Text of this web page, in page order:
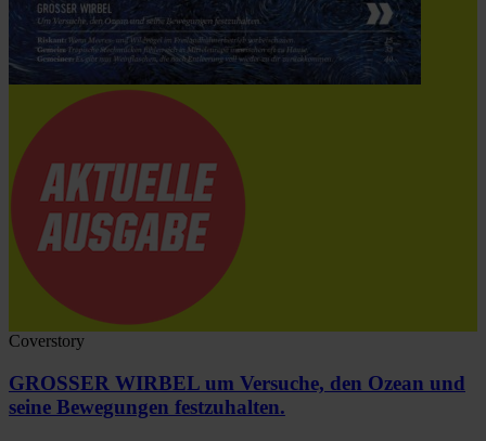
Coverstory
GROSSER WIRBEL um Versuche, den Ozean und
seine Bewegungen festzuhalten.